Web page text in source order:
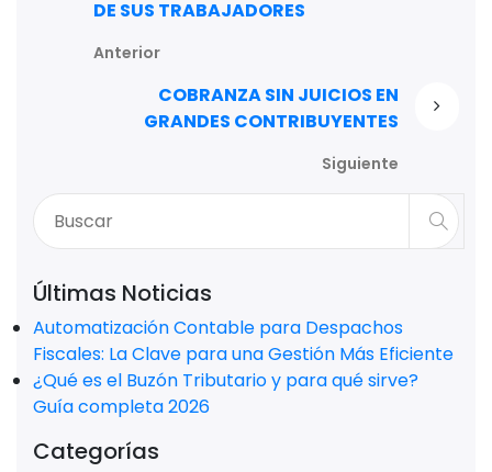
DE SUS TRABAJADORES
Anterior
COBRANZA SIN JUICIOS EN
GRANDES CONTRIBUYENTES
Siguiente
Últimas Noticias
Automatización Contable para Despachos
Fiscales: La Clave para una Gestión Más Eficiente
¿Qué es el Buzón Tributario y para qué sirve?
Guía completa 2026
Categorías